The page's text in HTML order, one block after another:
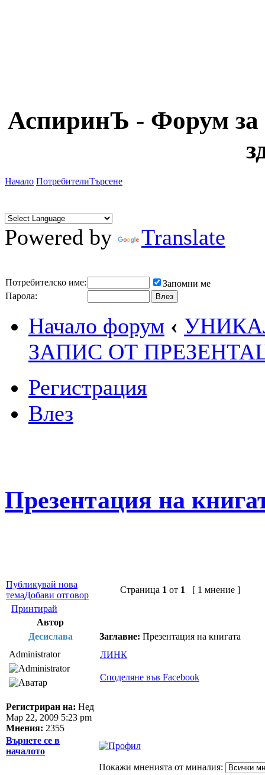
АспиринЪ - Форум за
Начало ПотребителиТърсене
Powered by Translate
Потребителско име:
Запомни ме
Парола:
Начало форум ‹
ЗАПИС ОТ
Регистрация
Влез
Презентация на
Публикувай нова
темаДобави отговор
Страница 1 от 1
[ 1 мнение ]
Принтирай
Автор
Десислава
Заглавие: Презентация на книгата
Administrator
Регистриран на: Нед
Мар 22, 2009 5:23 pm
Мнения: 2355
ЛИНК
Споделяне във Facebook
Върнете се в
началото
Покажи мненията от миналия: